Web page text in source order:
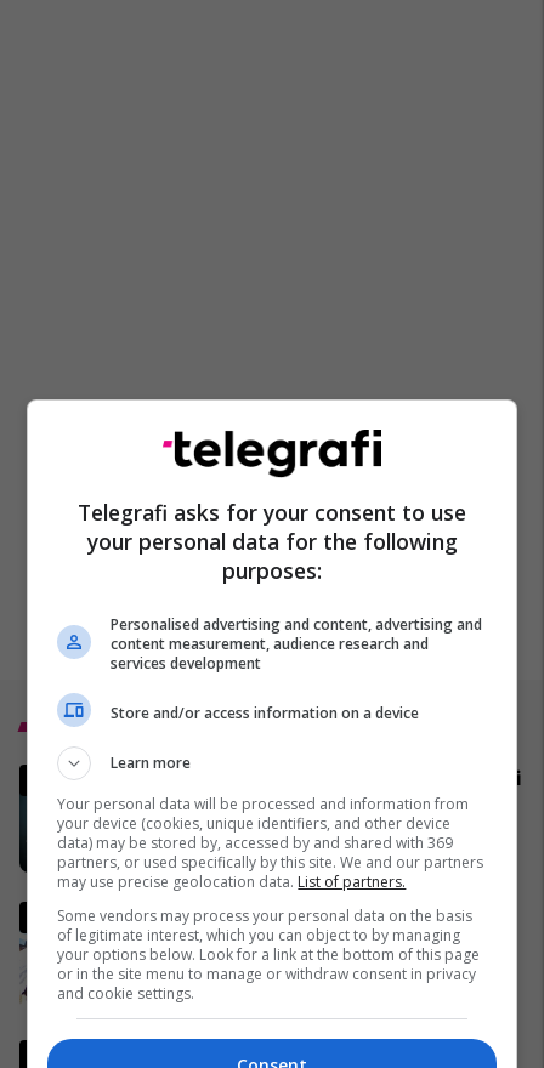
Top 5
MINUTË PAS MINUTE - Bllokimi i
Ngushticës së Hormuzit
02/04/2026
Pse Fidel Castro gjithmonë
mbante dy orë të markës
Rolex? (Foto)
Ish-zyrtari amerikan, Kent:
Telegrafi asks for your consent to use
your personal data for the following
purposes:
Personalised advertising and content, advertising and
content measurement, audience research and
services development
Store and/or access information on a device
Learn more
Your personal data will be processed and information from
your device (cookies, unique identifiers, and other device
data) may be stored by, accessed by and shared with 369
partners, or used specifically by this site. We and our partners
may use precise geolocation data. List of partners.
Some vendors may process your personal data on the basis
of legitimate interest, which you can object to by managing
your options below. Look for a link at the bottom of this page
or in the site menu to manage or withdraw consent in privacy
and cookie settings.